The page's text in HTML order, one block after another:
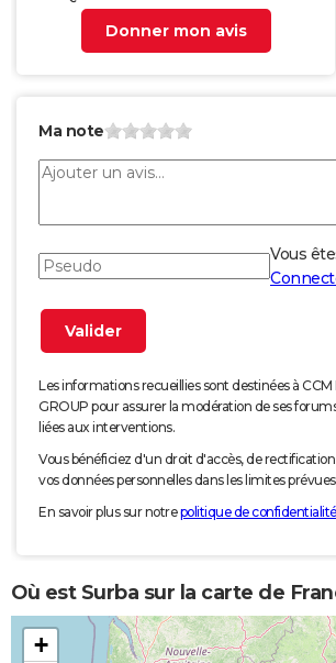
Donner mon avis
Ma note
Vous
Les informations recueillies sont destinées à CCM
GROUP pour assurer la modération de ses
liées aux interventions.
Vous bénéficiez d'un droit d'accès, de
vos données personnelles dans les limites prévues
En savoir plus sur notrepolitique de confidentialité
Où est Surba sur la carte de
+